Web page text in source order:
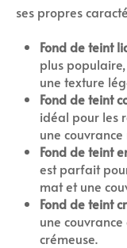
ses propres
Fond de teint
plus
une texture
Fond de teint
idéal pour les
une
Fond de teint
est parfait
mat et une
Fond de teint
une
crémeuse.